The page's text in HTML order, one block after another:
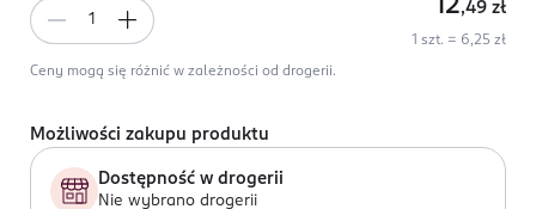
12,49 zł
1 szt. = 6,25 zł
Ceny mogą się różnić w zależności od drogerii.
Możliwości zakupu produktu
Dostępność w drogerii
Nie wybrano drogerii